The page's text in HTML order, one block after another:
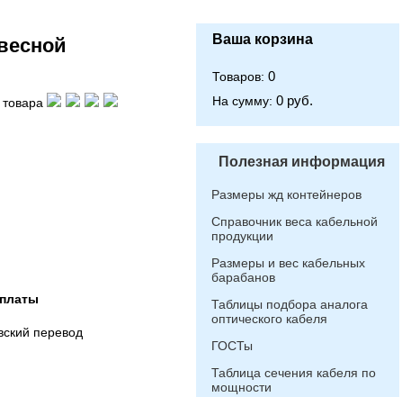
перевод
Ваша корзина
Товаров: 0
На сумму: 0 руб.
Полезная информация
Размеры жд контейнеров
Справочник веса кабельной
продукции
Размеры и вес кабельных
барабанов
Таблицы подбора аналога
оптического кабеля
ГОСТы
Таблица сечения кабеля по
мощности